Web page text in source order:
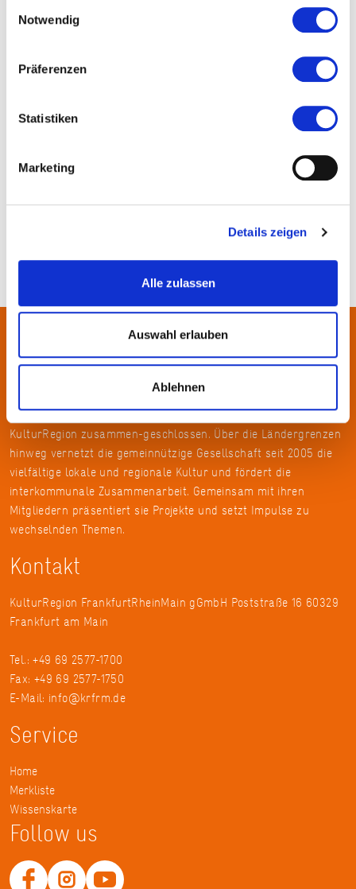
Notwendig
Präferenzen
Statistiken
Marketing
Details zeigen
Alle zulassen
Auswahl erlauben
Ablehnen
Über uns
In der Metropolregion FrankfurtRheinMain haben sich rund 50
Landkreise, Städte, Gemeinden und der Regionalverband zur
KulturRegion zusammen-geschlossen. Über die Ländergrenzen
hinweg vernetzt die gemeinnützige Gesellschaft seit 2005 die
vielfältige lokale und regionale Kultur und fördert die
interkommunale Zusammenarbeit. Gemeinsam mit ihren
Mitgliedern präsentiert sie Projekte und setzt Impulse zu
wechselnden Themen.
Kontakt
KulturRegion FrankfurtRheinMain gGmbH Poststraße 16 60329
Frankfurt am Main
Tel.: +49 69 2577-1700
Fax: +49 69 2577-1750
E-Mail: info@krfrm.de
Service
Home
Merkliste
Wissenskarte
Follow us